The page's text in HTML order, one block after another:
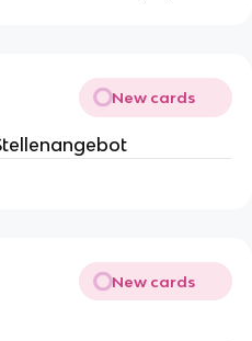
New cards
New cards